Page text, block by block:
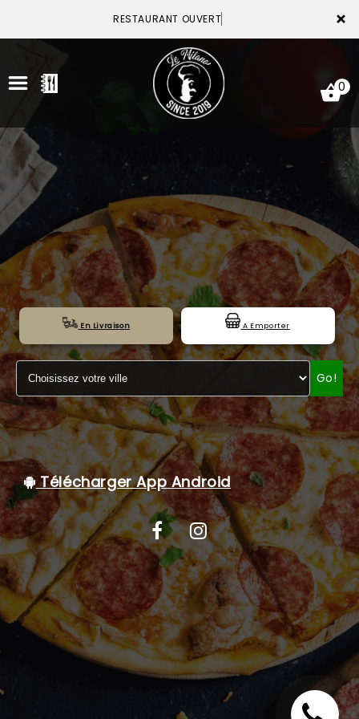
×
RESTAURANT OUVERT
ACCUEIL
LA CARTE
VOTRE COMPTE
NOTRE RESTAURANT
VOS AVIS
MENTIONS LÉGALES
C.G.V
0
En Livraison A Emporter
Go!
Télécharger App Android